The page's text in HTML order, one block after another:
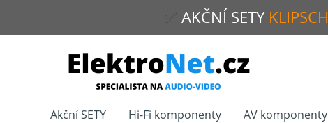
✅ AKČNÍ SETY KLIPSCH
Akční SETY Hi-Fi komponenty AV komponenty